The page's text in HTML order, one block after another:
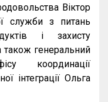
Віктор
служби з питань
і захисту
генеральний
координації
інтеграції Ольга